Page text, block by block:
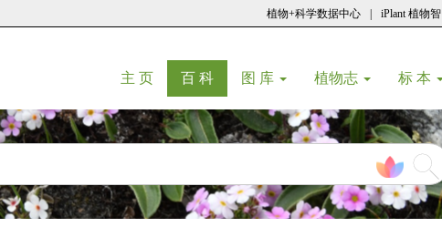
植物+科学数据中心 iPlant 植物智
主 页(current)
百 科(current)
图 库 植物志 标 本